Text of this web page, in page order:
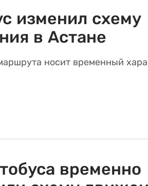
изменил схему
в Астане
носит временный
временно